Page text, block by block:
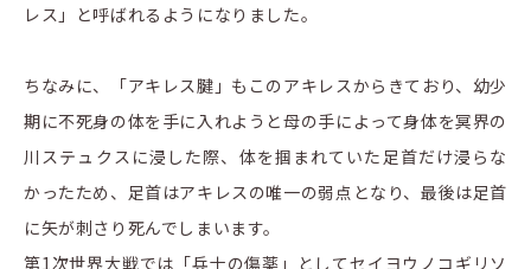
レス」と呼ばれるようになりました。
ちなみに、「アキレス腱」もこのアキレスからきており、幼少
期に不死身の体を手に入れようと母の手によって身体を冥界の
川ステュクスに浸した際、体を掴まれていた足首だけ浸らな
かったため、足首はアキレスの唯一の弱点となり、最後は足首
に矢が刺さり死んでしまいます。
第1次世界大戦では「兵士の傷薬」としてセイヨウノコギリソ